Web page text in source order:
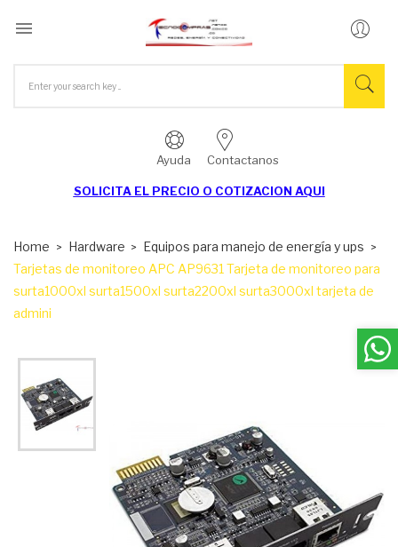

Ayuda Contactanos
SOLICITA EL PRECIO O COTIZACION AQUI
Home Hardware
Equipos para manejo de energía y ups
Tarjetas de monitoreo APC AP9631 Tarjeta de monitoreo para
surta1000xl surta1500xl surta2200xl surta3000xl tarjeta de
admini